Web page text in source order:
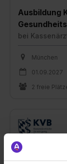
Ausbildung
bei
München
01.09.2027
2 freie
Ausbildung